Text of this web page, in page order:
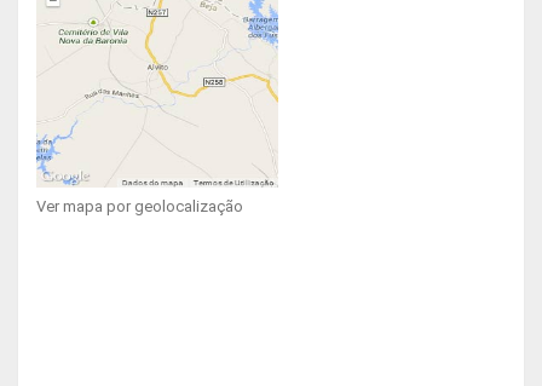
Ver mapa por geolocalização